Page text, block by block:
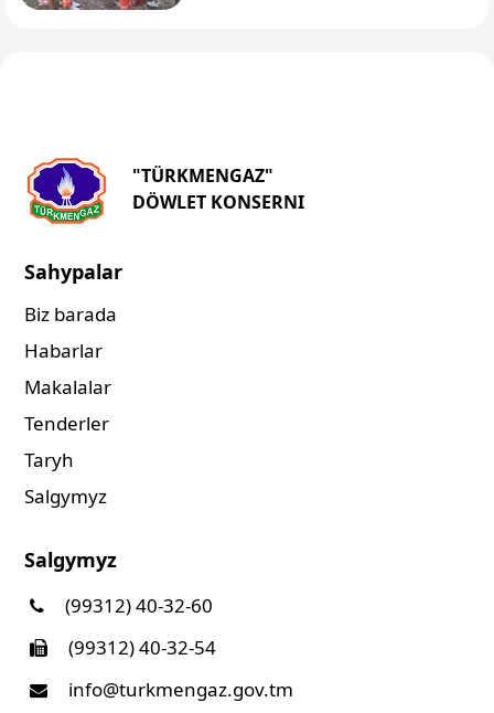
"TÜRKMENGAZ"
DÖWLET KONSERNI
Sahypalar
Biz barada
Habarlar
Makalalar
Tenderler
Taryh
Salgymyz
Salgymyz
(99312) 40-32-60
(99312) 40-32-54
info@turkmengaz.gov.tm